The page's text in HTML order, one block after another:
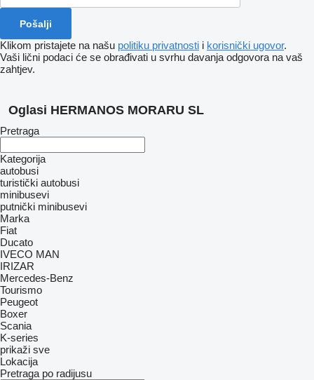
Klikom pristajete na našu politiku privatnosti i korisnički ugovor.
Vaši lični podaci će se obrađivati ​​u svrhu davanja odgovora na vaš
zahtjev.
Oglasi HERMANOS MORARU SL
Pretraga
Kategorija
autobusi
turistički autobusi
minibusevi
putnički minibusevi
Marka
Fiat
Ducato
IVECO MAN
IRIZAR
Mercedes-Benz
Tourismo
Peugeot
Boxer
Scania
K-series
prikaži sve
Lokacija
Pretraga po radijusu